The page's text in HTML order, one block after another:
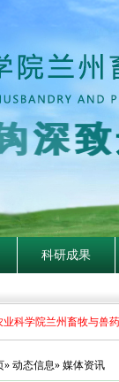
深致
科研成果
科学院兰州畜牧与兽
» 动态信息» 媒体资讯